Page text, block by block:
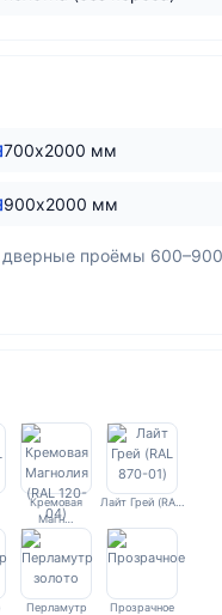
700х2000 мм
900х2000 мм
дверные проёмы
Кремовая
Магн…
Лайт Грей (RA…
Перламутр
Прозрачное